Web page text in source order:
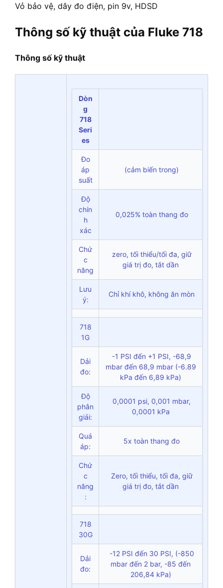
Vỏ bảo vệ, dây đo điện, pin 9v, HDSD
Thông số kỹ thuật của Fluke 718
Thông số kỹ thuật
Dòn
g
718
Seri
es
Đo
áp
suất
(cảm biến trong)
Độ
chín
h
xác
0,025% toàn thang đo
Chứ
c
năng
zero, tối thiểu/tối đa, giữ
giá trị đo, tắt dần
Lưu
ý:
Chỉ khí khô, không ăn mòn
718
1G
Dải
đo:
-1 PSI đến +1 PSI, -68,9
mbar đến 68,9 mbar (-6.89
kPa đến 6,89 kPa)
Độ
phân
giải:
0,0001 psi, 0,001 mbar,
0,0001 kPa
Quá
áp:
5x toàn thang đo
Chứ
c
năng
:
Zero, tối thiểu, tối đa, giữ
giá trị đo, tắt dần
718
30G
Dải
đo:
-12 PSI đến 30 PSI, (-850
mbar đến 2 bar, -85 đến
206,84 kPa)